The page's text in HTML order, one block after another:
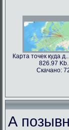
Карта точек куда
826.97 Kb.
Скачано:
А